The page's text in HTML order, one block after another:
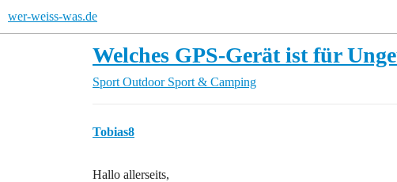
wer-weiss-was.de
Welches GPS-Gerät ist für
Sport Outdoor Sport & Camping
Tobias8
Hallo allerseits,